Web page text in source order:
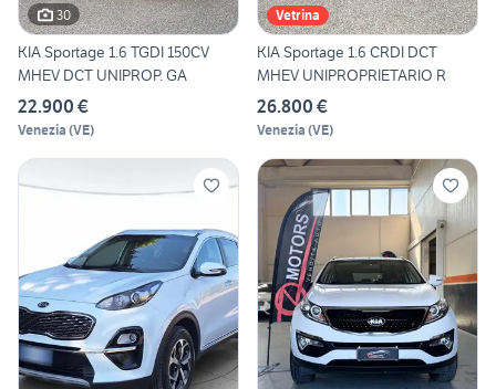
30
KIA Sportage 1.6 TGDI 150CV
MHEV DCT UNIPROP. GA
22.900 €
Venezia (VE)
Vetrina
KIA Sportage 1.6 CRDI DCT
MHEV UNIPROPRIETARIO R
26.800 €
Venezia (VE)